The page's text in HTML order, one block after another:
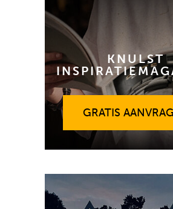
KNULST
GRATIS
GRATIS